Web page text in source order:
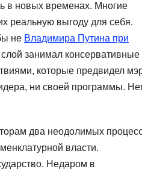
в новых временах. Многие
реальную выгоду для себя.
не Владимира Путина при
занимал консервативные
которые предвидел
ни своей программы.
два неодолимых
власти.
Недаром в